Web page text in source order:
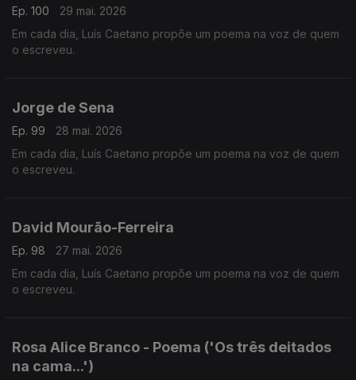
Ep. 100
29 mai. 2026
Em cada dia, Luís Caetano propõe um poema na voz de quem
o escreveu.
Jorge de Sena
Ep. 99
28 mai. 2026
Em cada dia, Luís Caetano propõe um poema na voz de quem
o escreveu.
David Mourão-Ferreira
Ep. 98
27 mai. 2026
Em cada dia, Luís Caetano propõe um poema na voz de quem
o escreveu.
Rosa Alice Branco - Poema ('Os três deitados
na cama...')